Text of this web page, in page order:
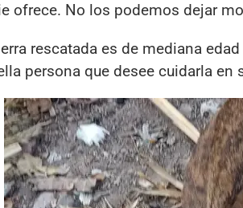
ofrece. No los podemos dejar
rescatada es de mediana
persona que desee cuidarla en